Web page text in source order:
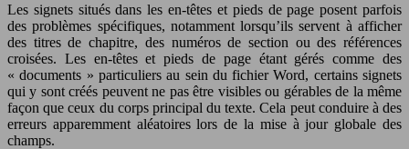
Les signets situés dans les en-têtes et pieds de page posent parfois
des problèmes spécifiques, notamment lorsqu’ils servent à afficher
des titres de chapitre, des numéros de section ou des références
croisées. Les en-têtes et pieds de page étant gérés comme des
« documents » particuliers au sein du fichier Word, certains signets
qui y sont créés peuvent ne pas être visibles ou gérables de la même
façon que ceux du corps principal du texte. Cela peut conduire à des
erreurs apparemment aléatoires lors de la mise à jour globale des
champs.